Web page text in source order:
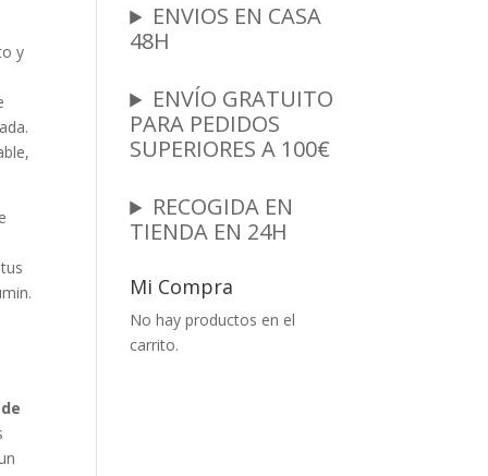
y
.
ENVIOS EN CASA
48H
ENVÍO GRATUITO
PARA PEDIDOS
SUPERIORES A 100€
RECOGIDA EN
TIENDA EN 24H
Mi Compra
No hay productos en el
carrito.